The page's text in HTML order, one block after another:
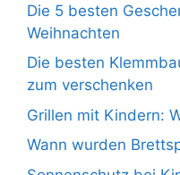
Die 5 besten
Weihnachten
Die besten
zum verschenken
Grillen mit Kindern:
Wann wurden